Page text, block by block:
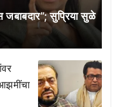
जबाबदार”; सुप्रिया सुळे